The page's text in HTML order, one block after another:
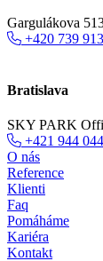
Gargulákova
+420 739
Bratislava
SKY PARK
+421 944
O nás
Reference
Klienti
Faq
Pomáháme
Kariéra
Kontakt